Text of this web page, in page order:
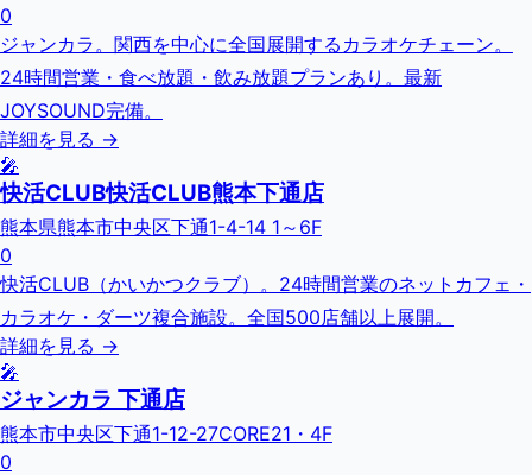
0
ジャンカラ。関西を中心に全国展開するカラオケチェーン。
24時間営業・食べ放題・飲み放題プランあり。最新
JOYSOUND完備。
詳細を見る →
🎤
快活CLUB快活CLUB熊本下通店
熊本県熊本市中央区下通1-4-14 1～6F
0
快活CLUB（かいかつクラブ）。24時間営業のネットカフェ・
カラオケ・ダーツ複合施設。全国500店舗以上展開。
詳細を見る →
🎤
ジャンカラ 下通店
熊本市中央区下通1-12-27CORE21・4F
0